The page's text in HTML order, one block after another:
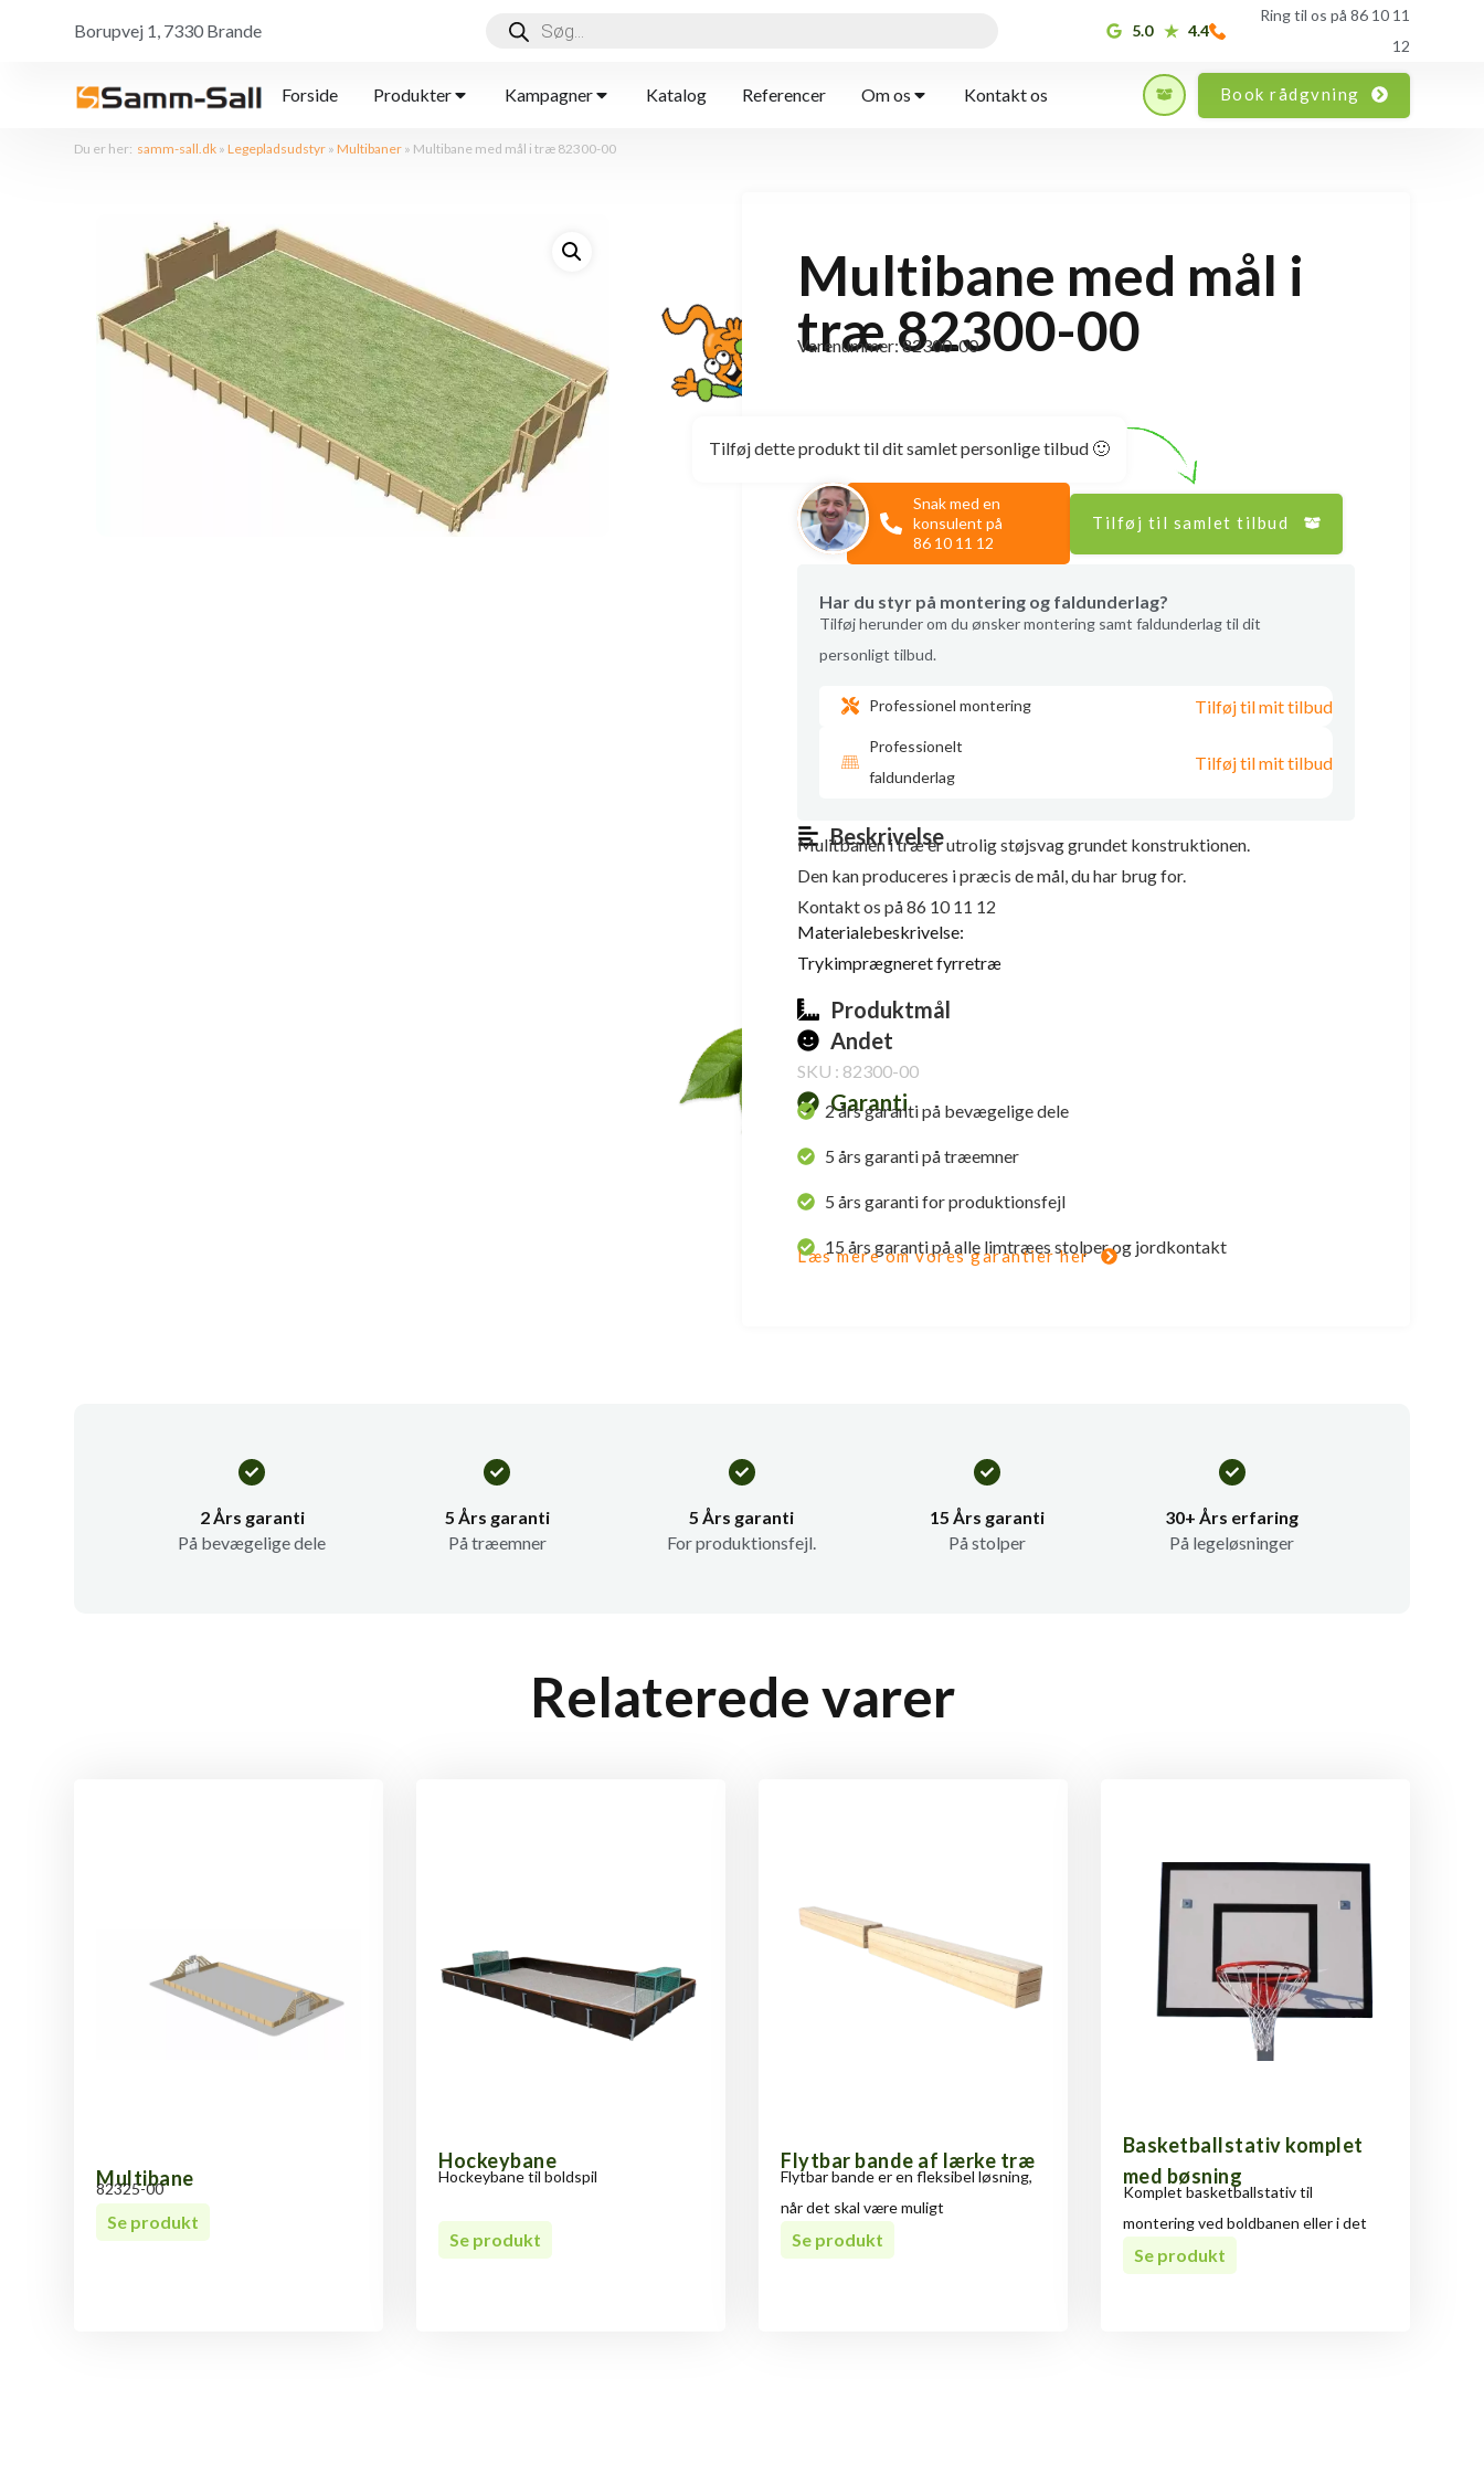
Borupvej 1, 7330 Brande 5.0 4.4
Ring til os på 86 10 11
12
Forside Produkter Kampagner Katalog Referencer Om os Kontakt os Book rådgvning
Du er her: samm-sall.dk »Legepladsudstyr »Multibaner » Multibane med mål i træ 82300-00
Multibane med mål i
træ 82300-00
Varenummer: 82300-00
Tilføj dette produkt til dit samlet personlige tilbud 🙂
Snak med en
konsulent på
86 10 11 12
Tilføj til samlet tilbud
Har du styr på montering og faldunderlag?
Tilføj herunder om du ønsker montering samt faldunderlag til dit
personligt tilbud.
Professionel montering Tilføj til mit tilbud
Professionelt
faldunderlag
Tilføj til mit tilbud
Beskrivelse
Mulitbanen i træ er utrolig støjsvag grundet konstruktionen.
Den kan produceres i præcis de mål, du har brug for.
Kontakt os på 86 10 11 12
Materialebeskrivelse:
Trykimprægneret fyrretræ
Produktmål
Andet
SKU : 82300-00
Garanti
2 års garanti på bevægelige dele
5 års garanti på træemner
5 års garanti for produktionsfejl
15 års garanti på alle limtræes stolper og jordkontakt
Læs mere om vores garantier her
2 Års garanti
På bevægelige dele
5 Års garanti
På træemner
5 Års garanti
For produktionsfejl.
15 Års garanti
På stolper
30+ Års erfaring
På legeløsninger
Relaterede varer
Multibane
82325-00
Se produkt
Hockeybane
Hockeybane til boldspil
Se produkt
Flytbar bande af lærke træ
Flytbar bande er en fleksibel løsning,
når det skal være muligt
Se produkt
Basketballstativ komplet
med bøsning
Komplet basketballstativ til
montering ved boldbanen eller i det
fri.Se produkt